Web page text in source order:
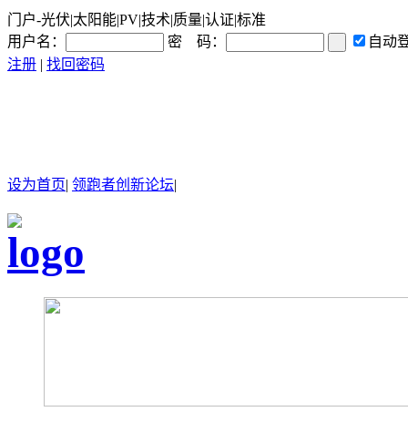
门户-光伏|太阳能|PV|技术|质量|认证|标准
用户名：
密 码：
自动
注册 | 找回密码
设为首页| 领跑者创新论坛|